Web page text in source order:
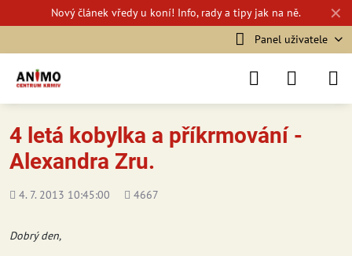
✕
Novýčlánek vředy u koní! Info, rady a tipy jak na ně.
Panel uživatele
4 letá kobylka a příkrmování -
Alexandra Zru.
Přidáno
4. 7. 2013 10:45:00
Počet
4667
Dobrý den,